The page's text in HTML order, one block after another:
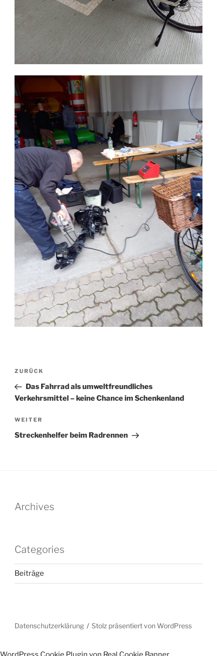
Beitragsnavigation
Vorheriger
Beitrag
ZURÜCK
Das Fahrrad als umweltfreundliches
Verkehrsmittel – keine Chance im Schenkenland
Nächster
Beitrag
WEITER
Streckenhelfer beim Radrennen
Archives
Categories
Beiträge
Datenschutzerklärung Stolz präsentiert von WordPress